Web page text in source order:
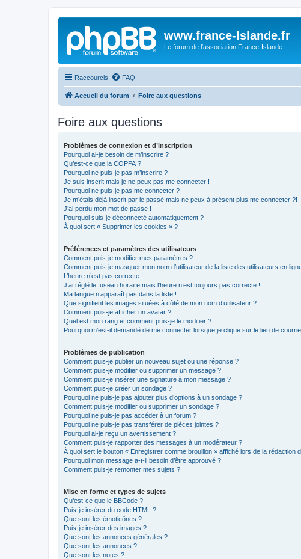
www.france-Islande.fr
Le forum de l'association France-Islande
Raccourcis FAQ
Accueil du forum Foire aux questions
Foire aux questions
Problèmes de connexion et d’inscription
Pourquoi ai-je besoin de m’inscrire ?
Qu’est-ce que la COPPA ?
Pourquoi ne puis-je pas m’inscrire ?
Je suis inscrit mais je ne peux pas me connecter !
Pourquoi ne puis-je pas me connecter ?
Je m’étais déjà inscrit par le passé mais ne peux à présent plus me connecter ?!
J’ai perdu mon mot de passe !
Pourquoi suis-je déconnecté automatiquement ?
À quoi sert « Supprimer les cookies » ?
Préférences et paramètres des utilisateurs
Comment puis-je modifier mes paramètres ?
Comment puis-je masquer mon nom d’utilisateur de la liste des utilisateurs en
L’heure n’est pas correcte !
J’ai réglé le fuseau horaire mais l’heure n’est toujours pas correcte !
Ma langue n’apparaît pas dans la liste !
Que signifient les images situées à côté de mon nom d’utilisateur ?
Comment puis-je afficher un avatar ?
Quel est mon rang et comment puis-je le modifier ?
Pourquoi m’est-il demandé de me connecter lorsque je clique sur le lien de
Problèmes de publication
Comment puis-je publier un nouveau sujet ou une réponse ?
Comment puis-je modifier ou supprimer un message ?
Comment puis-je insérer une signature à mon message ?
Comment puis-je créer un sondage ?
Pourquoi ne puis-je pas ajouter plus d’options à un sondage ?
Comment puis-je modifier ou supprimer un sondage ?
Pourquoi ne puis-je pas accéder à un forum ?
Pourquoi ne puis-je pas transférer de pièces jointes ?
Pourquoi ai-je reçu un avertissement ?
Comment puis-je rapporter des messages à un modérateur ?
À quoi sert le bouton « Enregistrer comme brouillon » affiché lors de la rédaction
Pourquoi mon message a-t-il besoin d’être approuvé ?
Comment puis-je remonter mes sujets ?
Mise en forme et types de sujets
Qu’est-ce que le BBCode ?
Puis-je insérer du code HTML ?
Que sont les émoticônes ?
Puis-je insérer des images ?
Que sont les annonces générales ?
Que sont les annonces ?
Que sont les notes ?